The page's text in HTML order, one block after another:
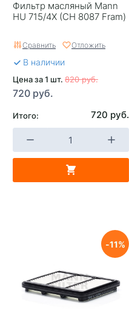
Фильтр масляный Mann
HU 715/4X (CH 8087 Fram)
Сравнить Отложить
В наличии
Цена за 1 шт. 820 руб.
720 руб.
Итого: 720 руб.
11